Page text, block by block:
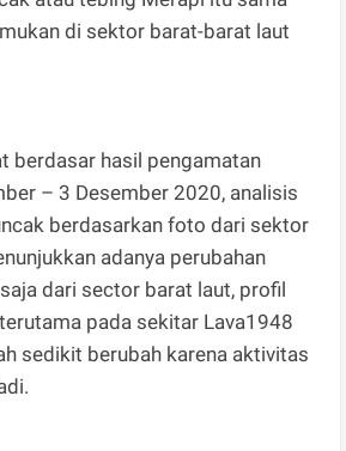
di sektor barat-barat laut
berdasar hasil pengamatan
– 3 Desember 2020, analisis
berdasarkan foto dari sektor
adanya perubahan
dari sector barat laut, profil
pada sekitar Lava1948
sedikit berubah karena aktivitas